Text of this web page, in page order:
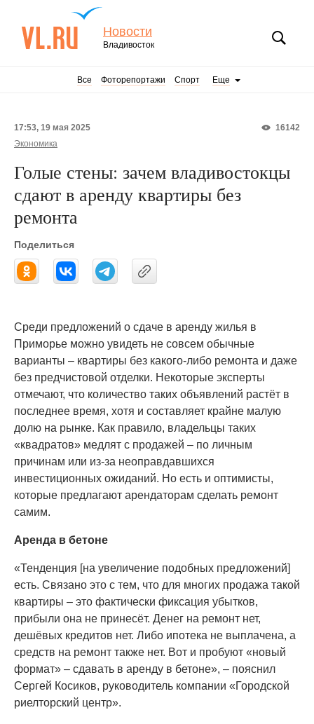
Новости
Владивосток
Все Фоторепортажи Спорт Еще
16142
17:53, 19 мая 2025
Экономика
Голые стены: зачем владивостокцы
сдают в аренду квартиры без
ремонта
Поделиться
Среди предложений о сдаче в аренду жилья в
Приморье можно увидеть не совсем обычные
варианты – квартиры без какого-либо ремонта и даже
без предчистовой отделки. Некоторые эксперты
отмечают, что количество таких объявлений растёт в
последнее время, хотя и составляет крайне малую
долю на рынке. Как правило, владельцы таких
«квадратов» медлят с продажей – по личным
причинам или из-за неоправдавшихся
инвестиционных ожиданий. Но есть и оптимисты,
которые предлагают арендаторам сделать ремонт
самим.
Аренда в бетоне
«Тенденция [на увеличение подобных предложений]
есть. Связано это с тем, что для многих продажа такой
квартиры – это фактически фиксация убытков,
прибыли она не принесёт. Денег на ремонт нет,
дешёвых кредитов нет. Либо ипотека не выплачена, а
средств на ремонт также нет. Вот и пробуют «новый
формат» – сдавать в аренду в бетоне», – пояснил
Сергей Косиков, руководитель компании «Городской
риелторский центр».